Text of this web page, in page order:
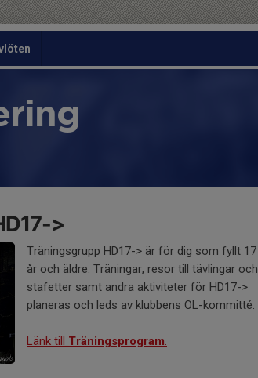
>
Träningsgrupp HD17-> är för dig som fyllt 17
år och äldre. Träningar, resor till tävlingar och
stafetter samt andra aktiviteter för HD17->
planeras och leds av klubbens OL-kommitté.
Länk till Träningsprogram.